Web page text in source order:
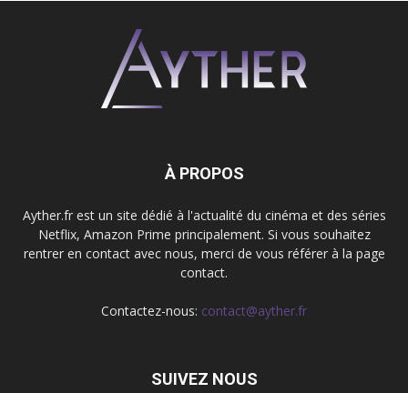
À PROPOS
Ayther.fr est un site dédié à l'actualité du cinéma et des séries
Netflix, Amazon Prime principalement. Si vous souhaitez
rentrer en contact avec nous, merci de vous référer à la page
contact.
Contactez-nous: contact@ayther.fr
SUIVEZ NOUS